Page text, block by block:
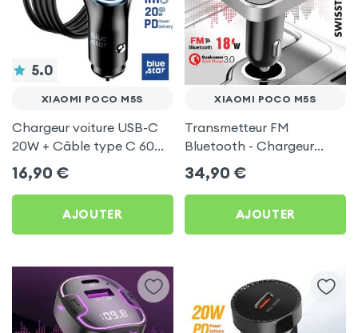
5.0
XIAOMI POCO M5S
Chargeur voiture USB-C
20W + Câble type C 60W
Blue Star pour Xiaomi
Poco M5s
16,90 €
AJOUTER
XIAOMI POCO M5S
Transmetteur FM
Bluetooth - Chargeur
Voiture USB C + USB -
Swissten
34,90 €
AJOUTER